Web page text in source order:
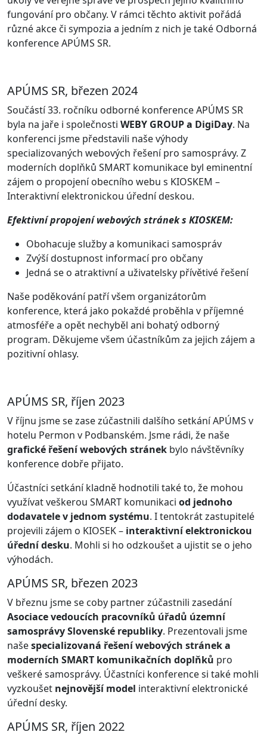
fungování pro občany. V rámci těchto aktivit pořádá
různé akce či sympozia a jedním z nich je také Odborná
konference APÚMS SR.
APÚMS SR, březen 2024
Součástí 33. ročníku odborné konference APÚMS SR
byla na jaře i společnosti WEBY GROUP a DigiDay. Na
konferenci jsme představili naše výhody
specializovaných webových řešení pro samosprávy. Z
moderních doplňků SMART komunikace byl eminentní
zájem o propojení obecního webu s KIOSKEM –
Interaktivní elektronickou úřední deskou.
Efektivní propojení webových stránek s KIOSKEM:
Obohacuje služby a komunikaci samospráv
Zvýší dostupnost informací pro občany
Jedná se o atraktivní a uživatelsky přívětivé řešení
Naše poděkování patří všem organizátorům
konference, která jako pokaždé proběhla v příjemné
atmosféře a opět nechyběl ani bohatý odborný
program. Děkujeme všem účastníkům za jejich zájem a
pozitivní ohlasy.
APÚMS SR, říjen 2023
V říjnu jsme se zase zúčastnili dalšího setkání APÚMS v
hotelu Permon v Podbanském. Jsme rádi, že naše
grafické řešení webových stránek bylo návštěvníky
konference dobře přijato.
Účastníci setkání kladně hodnotili také to, že mohou
využívat veškerou SMART komunikaci od jednoho
dodavatele v jednom systému. I tentokrát zastupitelé
projevili zájem o KIOSEK – interaktivní elektronickou
úřední desku. Mohli si ho odzkoušet a ujistit se o jeho
výhodách.
APÚMS SR, březen 2023
V březnu jsme se coby partner zúčastnili zasedání
Asociace vedoucích pracovníků úřadů územní
samosprávy Slovenské republiky. Prezentovali jsme
našespecializovaná řešení webových stránek a
moderních SMART komunikačních doplňků pro
veškeré samosprávy. Účastníci konference si také mohli
vyzkoušet nejnovější model interaktivní elektronické
úřední desky.
APÚMS SR, říjen 2022